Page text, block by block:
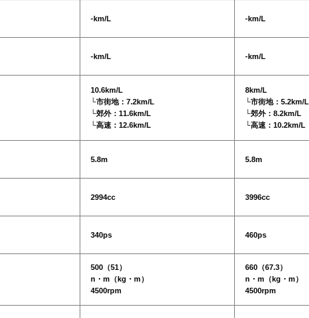
-km/L -km/L
-km/L -km/L
10.6km/L
└市街地：7.2km/L
└郊外：11.6km/L
└高速：12.6km/L
8km/L
└市街地：5.2km/L
└郊外：8.2km/L
└高速：10.2km/L
5.8m 5.8m
2994cc 3996cc
340ps 460ps
500（51）
n・m（kg・m）
4500rpm
660（67.3）
n・m（kg・m）
4500rpm